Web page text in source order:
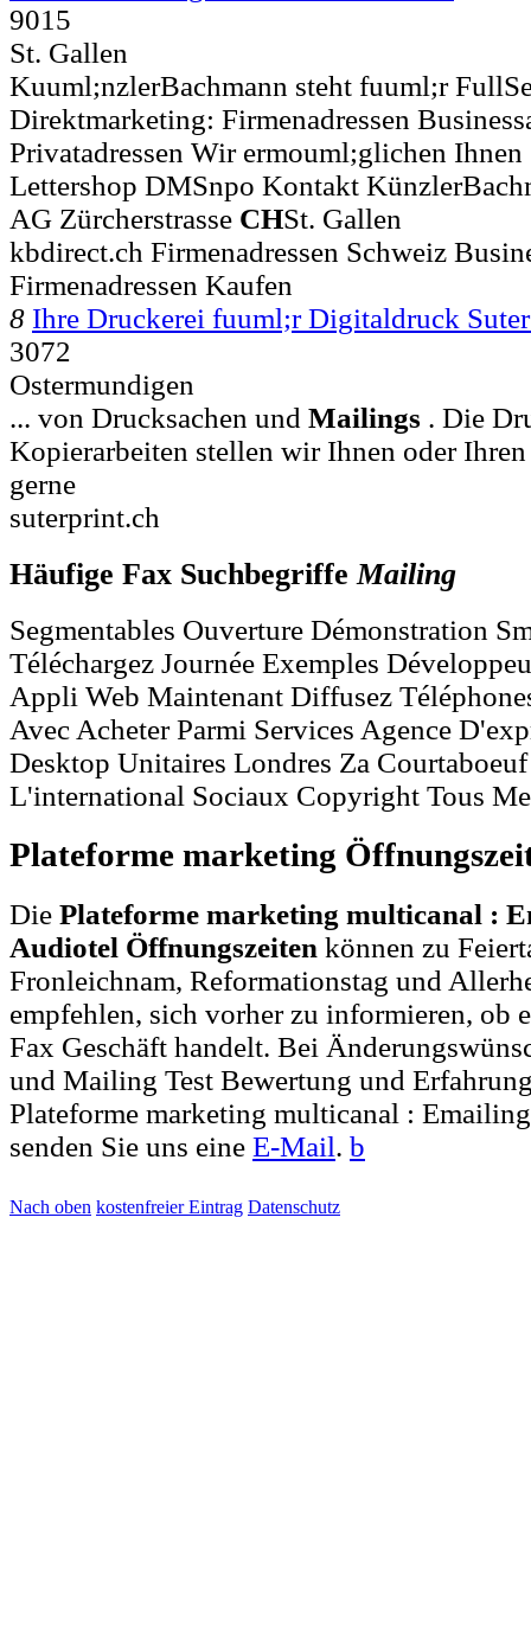
9015
St. Gallen
Kuuml;nzlerBachmann steht fuuml;r
Direktmarketing: Firmenadressen
Privatadressen Wir ermouml;glichen
Lettershop DMSnpo Kontakt
AG Zürcherstrasse CHSt. Gallen
kbdirect.ch Firmenadressen Schweiz
Firmenadressen Kaufen
8 Ihre Druckerei fuuml;r Digitaldruck
3072
Ostermundigen
... von Drucksachen und Mailings . Die
Kopierarbeiten stellen wir Ihnen oder Ihren
gerne
suterprint.ch
Häufige Fax Suchbegriffe Mailing
Segmentables Ouverture Démonstration
Téléchargez Journée Exemples
Appli Web Maintenant Diffusez
Avec Acheter Parmi Services Agence
Desktop Unitaires Londres Za
L'international Sociaux Copyright Tous
Plateforme marketing
Die Plateforme marketing multicanal :
Audiotel Öffnungszeiten können zu
Fronleichnam, Reformationstag und
empfehlen, sich vorher zu informieren, ob
Fax Geschäft handelt. Bei
und Mailing Test Bewertung und
Plateforme marketing multicanal :
senden Sie uns eine E-Mail. b
Nach oben kostenfreier Eintrag Datenschutz